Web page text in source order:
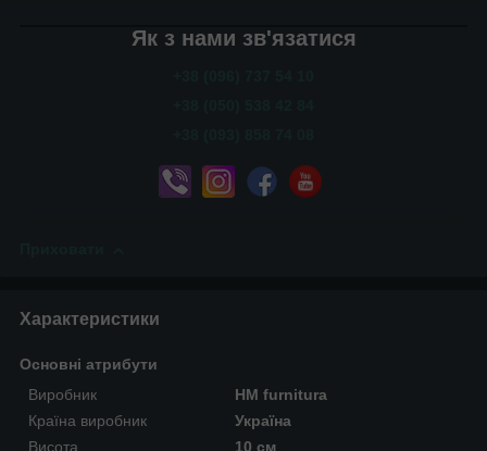
Як з нами зв'язатися
Характеристики
Основні атрибути
Виробник
HM furnitura
Країна виробник
Україна
Висота
10 см